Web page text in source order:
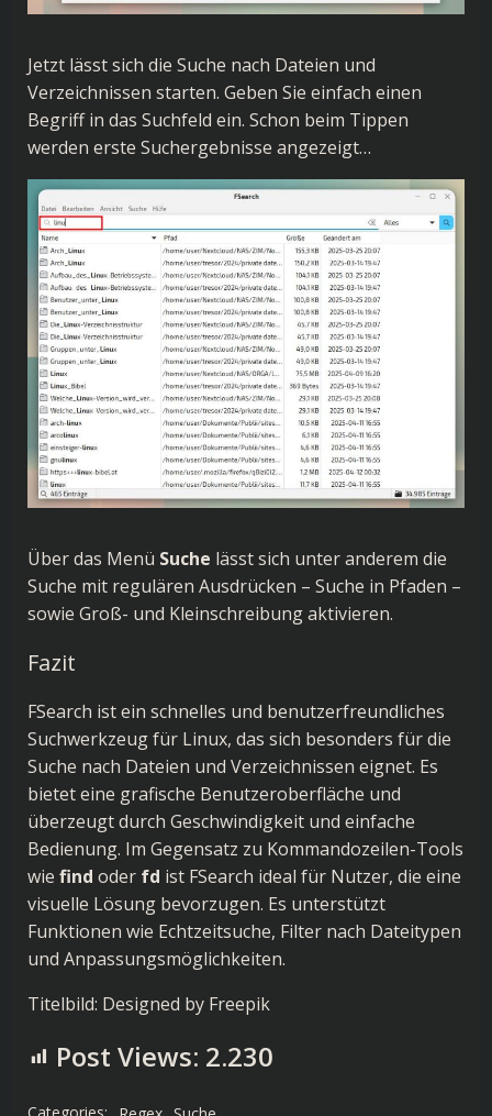
Jetzt lässt sich die Suche nach Dateien und
Verzeichnissen starten. Geben Sie einfach einen
Begriff in das Suchfeld ein. Schon beim Tippen
werden erste Suchergebnisse angezeigt…
Über das Menü Suche lässt sich unter anderem die
Suche mit regulären Ausdrücken – Suche in Pfaden –
sowie Groß- und Kleinschreibung aktivieren.
Fazit
FSearch ist ein schnelles und benutzerfreundliches
Suchwerkzeug für Linux, das sich besonders für die
Suche nach Dateien und Verzeichnissen eignet. Es
bietet eine grafische Benutzeroberfläche und
überzeugt durch Geschwindigkeit und einfache
Bedienung. Im Gegensatz zu Kommandozeilen-Tools
wie find oder fd ist FSearch ideal für Nutzer, die eine
visuelle Lösung bevorzugen. Es unterstützt
Funktionen wie Echtzeitsuche, Filter nach Dateitypen
und Anpassungsmöglichkeiten.
Titelbild: Designed by Freepik
Post Views: 2.230